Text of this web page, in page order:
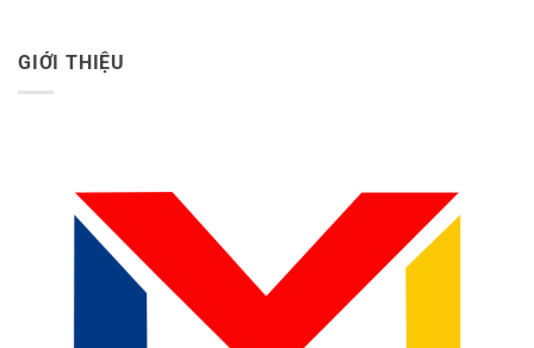
GIỚI THIỆU